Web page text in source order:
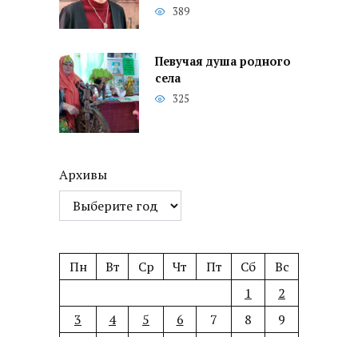
389
Певучая душа родного
села
325
Архивы
Пн Вт Ср Чт Пт Сб
Вс
1
2
3
4 5 6 7 8
9